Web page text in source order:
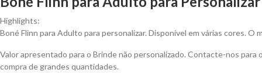
Highlights:
Boné Flinn para Adulto para personalizar. Disponível em várias cores. O
Valor apresentado para o Brinde não personalizado. Contacte-nos para
compra de grandes quantidades.